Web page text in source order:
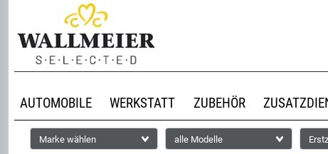
AUTOMOBILE WERKSTATT ZUBEHÖR